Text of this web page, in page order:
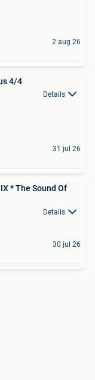
2 aug 26
antonius stradivarius 4/4
Details
31 jul 26
* The Sound Of
Details
30 jul 26